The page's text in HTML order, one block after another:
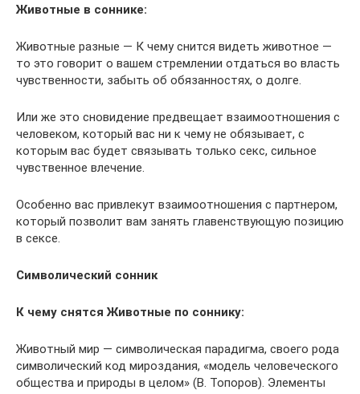
Животные в соннике:
Животные разные — К чему снится видеть животное —
то это говорит о вашем стремлении отдаться во власть
чувственности, забыть об обязанностях, о долге.
Или же это сновидение предвещает взаимоотношения с
человеком, который вас ни к чему не обязывает, с
которым вас будет связывать только секс, сильное
чувственное влечение.
Особенно вас привлекут взаимоотношения с партнером,
который позволит вам занять главенствующую позицию
в сексе.
Символический сонник
К чему снятся Животные по соннику:
Животный мир — символическая парадигма, своего рода
символический код мироздания, «модель человеческого
общества и природы в целом» (В. Топоров). Элементы